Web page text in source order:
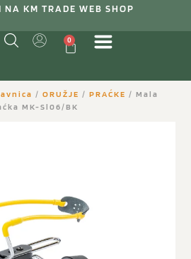
NA KM TRADE WEB SHOP
0
/ ORUŽJE / PRAĆKE / Mala
MK-Sl06/BK